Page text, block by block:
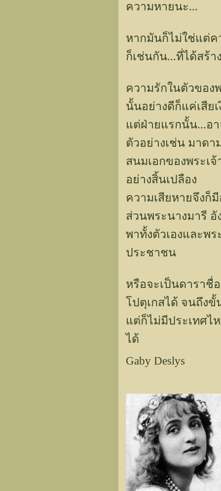
ความหายนะ...
หากมันก็ไม่ใช่แต่ค
ก็เช่นกัน...ที่ได้สร้
ความรักในตัวของ
นั้นอย่างดีก็แค่เสีย
แต่ฝ่ายแรกนั้น...อ
ตัวอย่างเช่น มาดา
สนมเอกของพระเ
อย่างสิ้นเปลือง
ความเสียหายจึงก็
ส่วนพระนางมารี
พาทั้งตัวเองและพ
ประชาชน
หรือจะเป็นดาราชื่
โปตุเกสได้ จนถึง
แต่ก็ไม่มีประเทศไ
ได้
Gaby Deslys